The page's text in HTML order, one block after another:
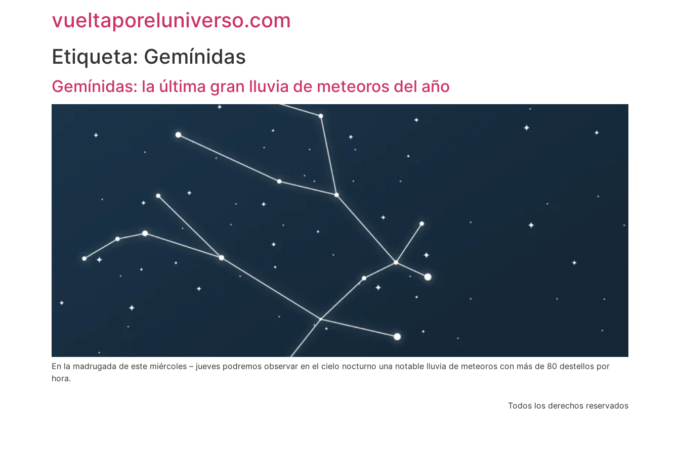
vueltaporeluniverso.com
Etiqueta: Gemínidas
Gemínidas: la última gran lluvia de meteoros del año
En la madrugada de este miércoles – jueves podremos observar en el cielo nocturno una notable lluvia de meteoros con más de 80 destellos por
hora.
Todos los derechos reservados